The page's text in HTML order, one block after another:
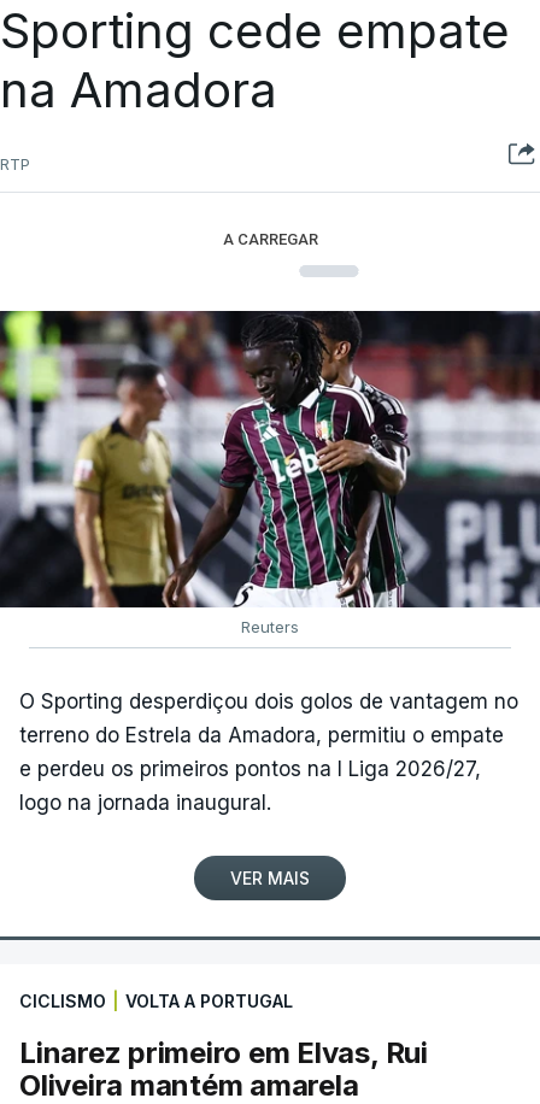
Sporting cede empate
na Amadora
RTP
A CARREGAR
Reuters
O Sporting desperdiçou dois golos de vantagem no
terreno do Estrela da Amadora, permitiu o empate
e perdeu os primeiros pontos na I Liga 2026/27,
logo na jornada inaugural.
VER MAIS
CICLISMO VOLTA A PORTUGAL
Linarez primeiro em Elvas, Rui
Oliveira mantém amarela